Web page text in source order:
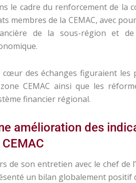
le cadre du renforcement de la
membres de la CEMAC, avec
de la sous-région et
cœur des échanges figuraient les
CEMAC ainsi que les
financier régional.
amélioration des
de son entretien avec le chef de
un bilan globalement positif